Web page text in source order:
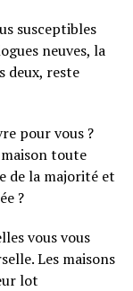
susceptibles
neuves, la
deux, reste
pour vous ?
toute
de la majorité et
?
vous vous
Les maisons
lot